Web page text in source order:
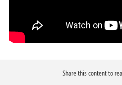
Share this content to